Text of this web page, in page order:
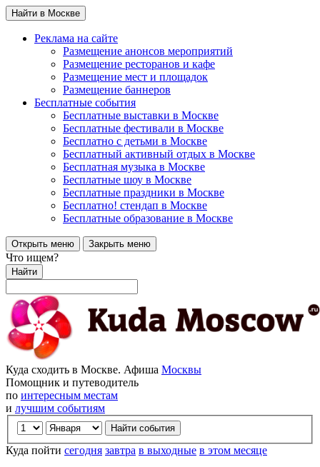
Найти в Москве
Реклама на сайте
Размещение анонсов мероприятий
Размещение ресторанов и кафе
Размещение мест и площадок
Размещение баннеров
Бесплатные события
Бесплатные выставки в Москве
Бесплатные фестивали в Москве
Бесплатно с детьми в Москве
Бесплатный активный отдых в Москве
Бесплатная музыка в Москве
Бесплатные шоу в Москве
Бесплатные праздники в Москве
Бесплатно! стендап в Москве
Бесплатные образование в Москве
Открыть меню Закрыть меню
Что ищем?
Найти
Куда сходить в Москве. Афиша Москвы
Помощник и путеводитель
по интересным местам
и лучшим событиям
Куда пойти сегодня завтра в выходные в этом месяце